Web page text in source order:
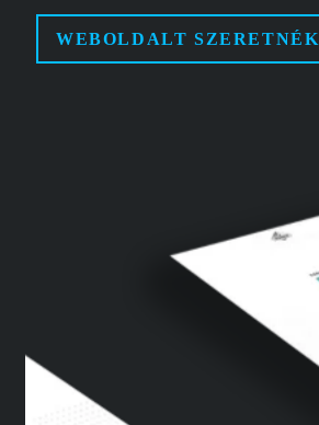
WEBOLDALT SZERETNÉK